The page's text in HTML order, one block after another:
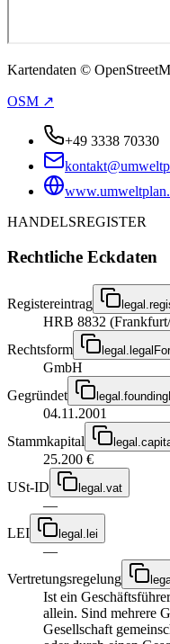
Kartendaten ©
OSM ↗
+49 3338 70330
HANDELSREGISTER
Rechtliche Eckdaten
Registereintrag
HRB 8832
Rechtsform
GmbH
Gegründet
04.11.2001
Stammkapital
25.200 €
USt-ID
legal.vat
—
LEI
legal.lei
—
Vertretungsregelung
Ist ein
allein. Sind mehrere
Gesellschaft